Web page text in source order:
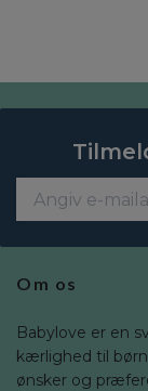
Om os
Babylove er en
kærlighed til
ønsker og